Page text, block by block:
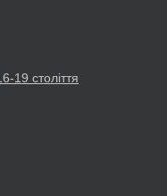
19 cтоліття